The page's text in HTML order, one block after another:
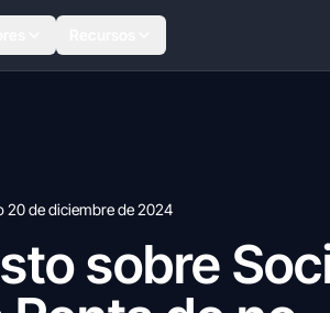
20 de diciembre de 2024
sobre